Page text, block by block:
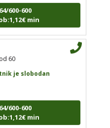
600-600
min
/ Kod 60
je slobodan
600-600
min
min
je slobodan
min